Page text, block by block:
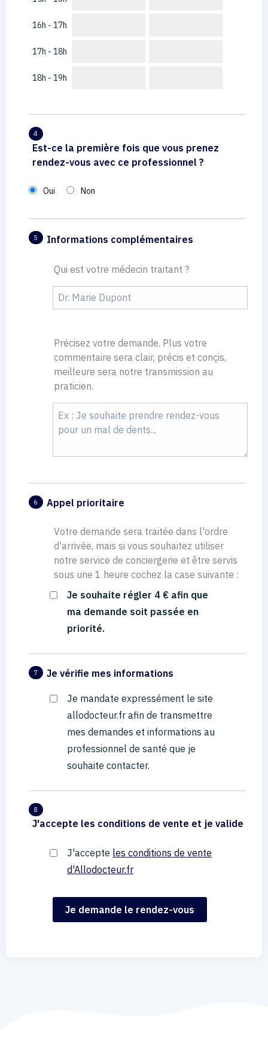
16h - 17h
17h - 18h
18h - 19h
4
Est-ce la première fois que vous prenez
rendez-vous avec ce professionnel ?
Oui Non
5 Informations complémentaires
Qui est votre médecin traitant ?
Précisez votre demande. Plus votre
commentaire sera clair, précis et conçis,
meilleure sera notre transmission au
praticien.
6 Appel prioritaire
Votre demande sera traitée dans l'ordre
d'arrivée, mais si vous souhaitez utiliser
notre service de conciergerie et être servis
sous une 1 heure cochez la case suivante :
Je souhaite régler 4 € afin que
ma demande soit passée en
priorité.
7 Je vérifie mes informations
Je mandate expressément le site
allodocteur.fr afin de transmettre
mes demandes et informations au
professionnel de santé que je
souhaite contacter.
8
J'accepte les conditions de vente et je valide
J'accepte les conditions de vente
d'Allodocteur.fr